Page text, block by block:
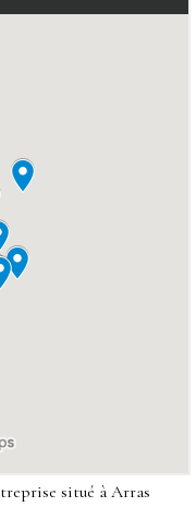
situé à Arras